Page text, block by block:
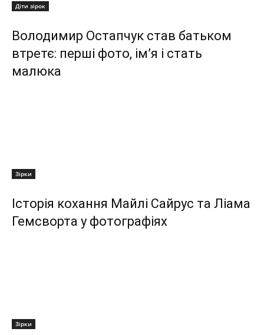
Діти зірок
Володимир Остапчук став батьком
втретє: перші фото, ім’я і стать
малюка
Зірки
Історія кохання Майлі Сайрус та Ліама
Гемсворта у фотографіях
Зірки